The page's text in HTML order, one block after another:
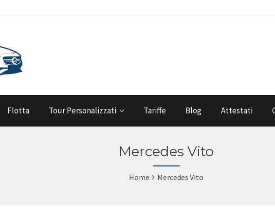
Flotta Tour Personalizzati Tariffe Blog Attestati
Mercedes Vito
Home Mercedes Vito